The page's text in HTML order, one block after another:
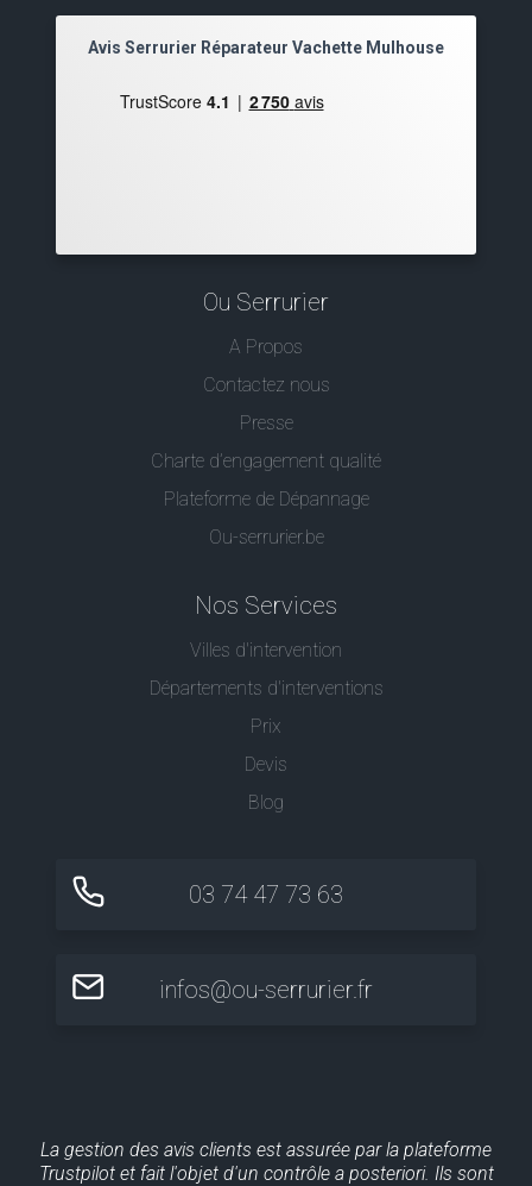
Avis Serrurier Réparateur Vachette Mulhouse
Ou Serrurier
A Propos
Contactez nous
Presse
Charte d’engagement qualité
Plateforme de Dépannage
Ou-serrurier.be
Nos Services
Villes d'intervention
Départements d'interventions
Prix
Devis
Blog
03 74 47 73 63
infos@ou-serrurier.fr
La gestion des avis clients est assurée par la plateforme
Trustpilot et fait l'objet d'un contrôle a posteriori. Ils sont